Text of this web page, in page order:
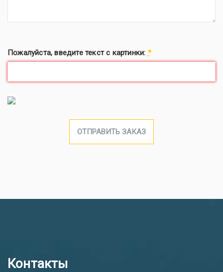
Пожалуйста, введите текст с картинки: *
Контакты